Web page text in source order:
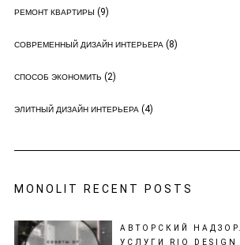
РЕМОНТ КВАРТИРЫ (9)
СОВРЕМЕННЫЙ ДИЗАЙН ИНТЕРЬЕРА(8)
СПОСОБ ЭКОНОМИТЬ (2)
ЭЛИТНЫЙ ДИЗАЙН ИНТЕРЬЕРА(4)
MONOLIT RECENT POSTS
АВТОРСКИЙ НАДЗОР.
УСЛУГИ RIO DESIGN